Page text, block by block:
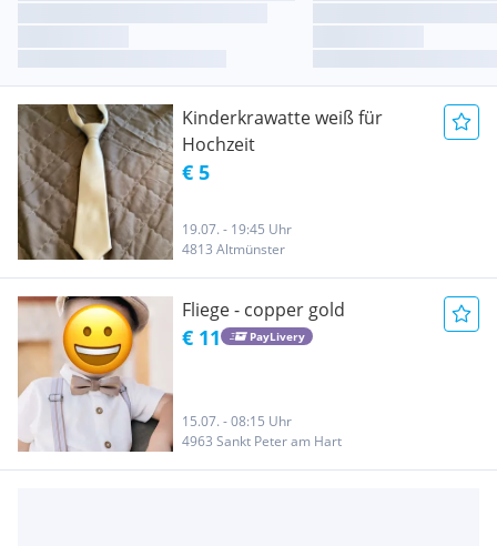
Kinderkrawatte weiß für
Hochzeit
€ 5
19.07. - 19:45 Uhr
4813 Altmünster
Fliege - copper gold
€ 11 PayLivery
15.07. - 08:15 Uhr
4963 Sankt Peter am Hart